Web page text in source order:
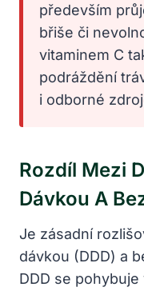
především
břiše či
vitaminem C
podráždění
i odborné
Rozdíl Mezi
Dávkou A
Je zásadní
dávkou (DDD) a
DDD se